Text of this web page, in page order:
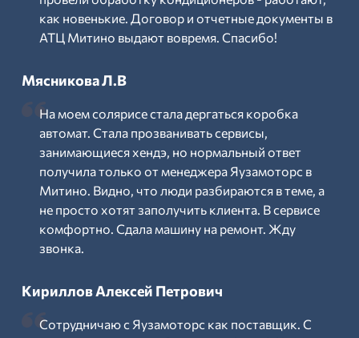
как новенькие. Договор и отчетные документы в
АТЦ Митино выдают вовремя. Спасибо!
Мясникова Л.В
На моем солярисе стала дергаться коробка
автомат. Стала прозванивать сервисы,
занимающиеся хендэ, но нормальный ответ
получила только от менеджера Яузамоторс в
Митино. Видно, что люди разбираются в теме, а
не просто хотят заполучить клиента. В сервисе
комфортно. Сдала машину на ремонт. Жду
звонка.
Кириллов Алексей Петрович
Сотрудничаю с Яузамоторс как поставщик. С